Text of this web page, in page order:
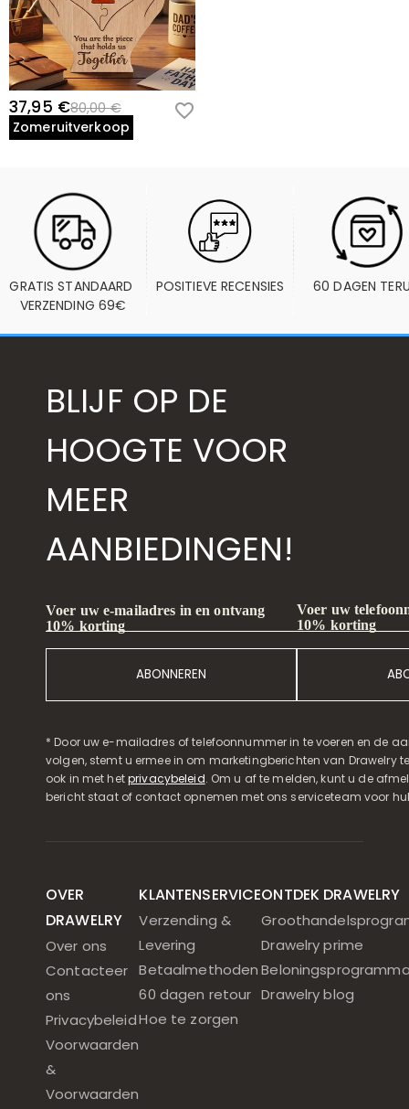
37,95 €80,00 €
Zomeruitverkoop
GRATIS STANDAARD
VERZENDING 69€
POSITIEVE RECENSIES 60 DAGEN
BLIJF OP DE
HOOGTE VOOR
MEER
AANBIEDINGEN!
Voer uw e-mailadres in en ontvang
10% korting
ABONNEREN
Voer uw
10% korting
* Door uw e-mailadres of telefoonnummer in te voeren en de
volgen, stemt u ermee in om marketingberichten van Drawelry
ook in met hetprivacybeleid. Om u af te melden, kunt u de
bericht staat of contact opnemen met ons serviceteam voor
OVER
DRAWELRY
Over ons
Contacteer
ons
Privacybeleid
Voorwaarden
&
Voorwaarden
KLANTENSERVICE
Verzending &
Levering
Betaalmethoden
60 dagen retour
Hoe te zorgen
ONTDEK DRAWELRY
Drawelry prime
Drawelry blog